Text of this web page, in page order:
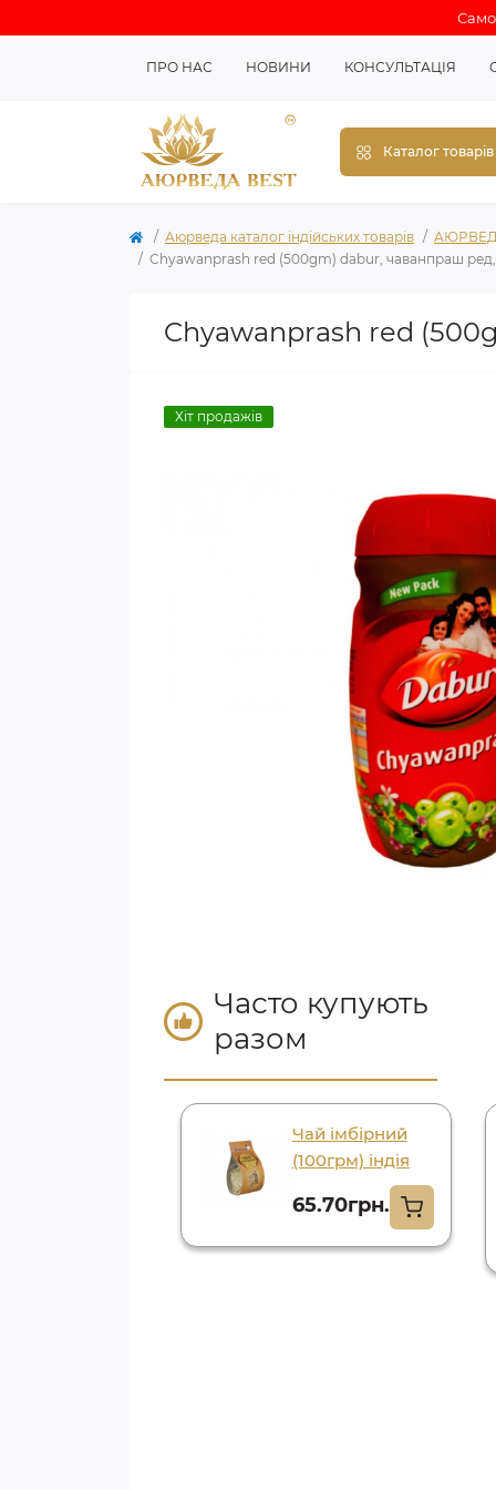
ПРО НАС НОВИНИ КОНСУЛЬТАЦІЯ
Каталог товарів
Аюрведа каталог індійських товарів
Chyawanprash red (500gm) dabur, чаванпраш
Chyawanprash red
Хіт продажів
Часто купують
разом
Чай імбірний
(100грм) індія
65.70грн.